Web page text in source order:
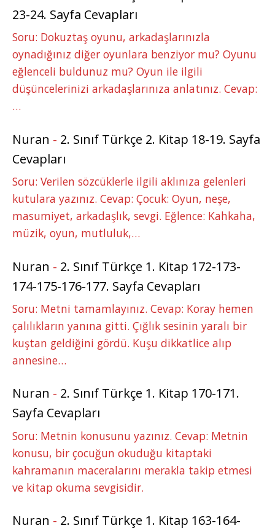
23-24. Sayfa Cevapları
Soru: Dokuztaş oyunu, arkadaşlarınızla
oynadığınız diğer oyunlara benziyor mu? Oyunu
eğlenceli buldunuz mu? Oyun ile ilgili
düşüncelerinizi arkadaşlarınıza anlatınız. Cevap:
…
Nuran - 2. Sınıf Türkçe 2. Kitap 18-19. Sayfa
Cevapları
Soru: Verilen sözcüklerle ilgili aklınıza gelenleri
kutulara yazınız. Cevap: Çocuk: Oyun, neşe,
masumiyet, arkadaşlık, sevgi. Eğlence: Kahkaha,
müzik, oyun, mutluluk,…
Nuran - 2. Sınıf Türkçe 1. Kitap 172-173-
174-175-176-177. Sayfa Cevapları
Soru: Metni tamamlayınız. Cevap: Koray hemen
çalılıkların yanına gitti. Çığlık sesinin yaralı bir
kuştan geldiğini gördü. Kuşu dikkatlice alıp
annesine…
Nuran - 2. Sınıf Türkçe 1. Kitap 170-171.
Sayfa Cevapları
Soru: Metnin konusunu yazınız. Cevap: Metnin
konusu, bir çocuğun okuduğu kitaptaki
kahramanın maceralarını merakla takip etmesi
ve kitap okuma sevgisidir.
Nuran - 2. Sınıf Türkçe 1. Kitap 163-164-